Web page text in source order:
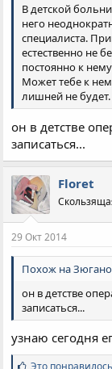
В детской
него
специалиста.
естественно не
постоянно к
Может тебе к
лишней не будет.
он в детстве
записаться...
Floret
29 Окт 2014
Похож на
он в детстве
записаться...
узнаю сегодня
С
Это